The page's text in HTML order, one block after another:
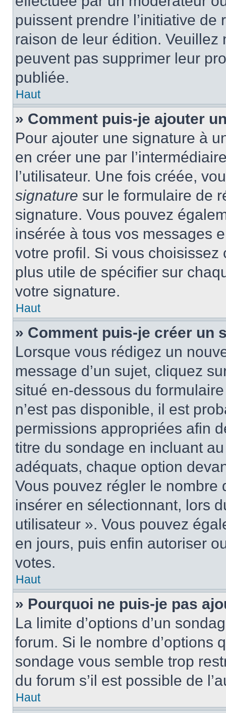
puissent prendre l’initiative
raison de leur édition.
peuvent pas supprimer leur
publiée.
Haut
» Comment puis-je ajouter
Pour ajouter une signature à
en créer une par
l’utilisateur. Une fois créée,
signature sur le formulaire de
signature. Vous pouvez
insérée à tous vos messages
votre profil. Si vous
plus utile de spécifier sur
votre signature.
Haut
» Comment puis-je créer un
Lorsque vous rédigez un
message d’un sujet, cliquez
situé en-dessous du
n’est pas disponible, il est
permissions appropriées afin
titre du sondage en incluant
adéquats, chaque option
Vous pouvez régler le nombre
insérer en sélectionnant, lors
utilisateur ». Vous pouvez
en jours, puis enfin autoriser
votes.
Haut
» Pourquoi ne puis-je pas
La limite d’options d’un
forum. Si le nombre d’options
sondage vous semble trop
du forum s’il est possible de
Haut